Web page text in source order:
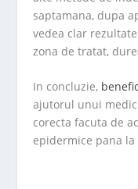
saptamana, dupa
vedea clar
zona de tratat,
In concluzie,
ajutorul unui
corecta facuta de
epidermice pana